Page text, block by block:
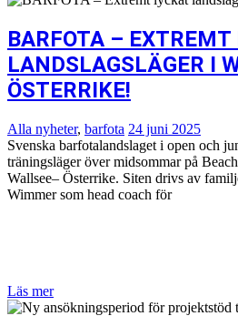
BARFOTA – EXTREMT
LANDSLAGSLÄGER I
ÖSTERRIKE!
Alla nyheter, barfota 24 juni 2025
Svenska barfotalandslaget i open och
träningsläger över midsommar på
Wallsee– Österrike. Siten drivs av
Wimmer som head coach för
Läs mer